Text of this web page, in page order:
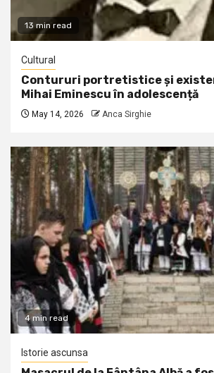
13 min read
Cultural
Contururi portretistice și
Mihai Eminescu în adolescență
May 14, 2026 Anca Sirghie
4 min read
Istorie ascunsa